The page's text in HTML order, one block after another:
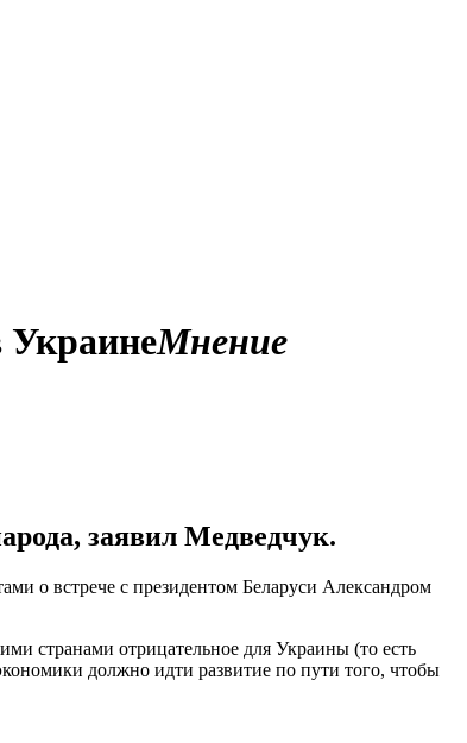
УкраинеМнение
заявил Медведчук.
о встрече с президентом Беларуси Александром
странами отрицательное для Украины (то есть
должно идти развитие по пути того, чтобы